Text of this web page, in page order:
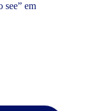
see” em